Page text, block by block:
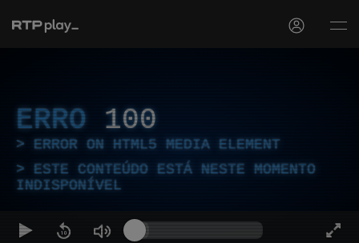
ERRO 100
ERROR ON HTML5 MEDIA ELEMENT
ESTE CONTEÚDO ESTÁ NESTE MOMENTO
INDISPONÍVEL